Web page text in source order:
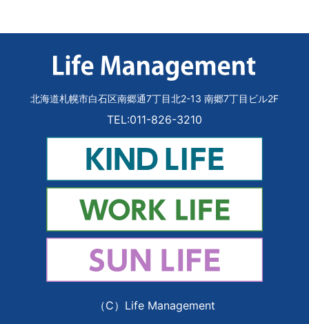
北海道札幌市白石区南郷通7丁目北2-13 南郷7丁目ビル2F
TEL:011-826-3210
（C）Life Management